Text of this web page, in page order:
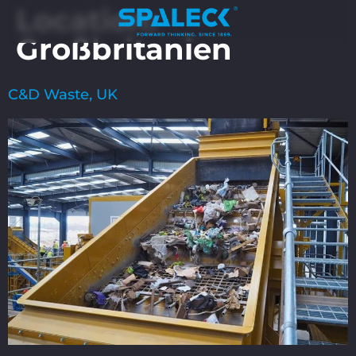
Location:
Großbritanien
C&D Waste, UK